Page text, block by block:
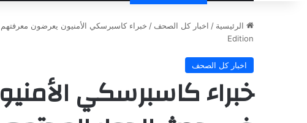
الرئيسية / اخبار كل الصحف /
Edition
اخبار كل الصحف
خبراء كاسبرسكي